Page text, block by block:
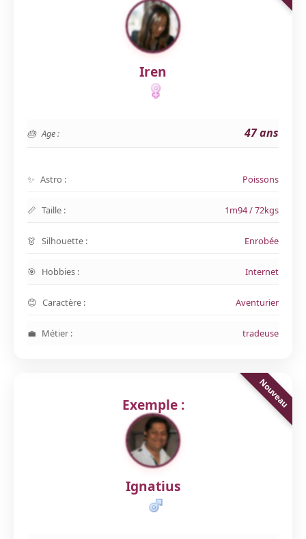
Iren
Age : 47 ans
Astro : Poissons
Taille : 1m94 / 72kgs
Silhouette : Enrobée
Hobbies : Internet
Caractère : Aventurier
Métier : tradeuse
Exemple :
Ignatius